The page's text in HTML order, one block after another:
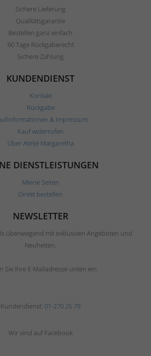
Sichere Lieferung
Qualitätsgarantie
Bestellen ganz einfach
60 Tage Rückgaberecht
Sichere Zahlung
KUNDENDIENST
Kontakt
Rückgabe
& Impressum
Kauf widerrufen
Über Ateljé Margaretha
DIENSTLEISTUNGEN
Meine Seiten
Direkt bestellen
NEWSLETTER
überwiegend mit exklusiven Angeboten und
Neuheiten.
Sie Ihre E-Mailadresse unten ein.
Kundendienst: 01-270 25 79
Wir sind auf Facebook